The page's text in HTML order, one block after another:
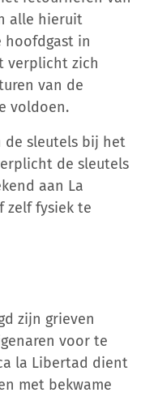
alle hieruit
in
verplicht zich
van de
voldoen.
de sleutels bij het
de sleutels
aan La
zelf fysiek te
zijn grieven
voor te
la Libertad dient
met bekwame